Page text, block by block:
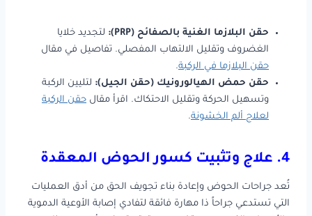
حقن البلازما الغنية بالصفائح (PRP):
لتجديد خلايا
الغضروف وتقليل الالتهاب المفصلي. تفاصيل في مقال
حقن البلازما في الركبة.
حقن حمض الهيالورونيك (حقن الجيل): لتليين الركبة
وتسهيل الحركة وتقليل الاحتكاك. اقرأ مقال حقن الركبة
لعلاج ألم الخشونة.
4. علاج وتثبيت كسور الحوض المعقدة
تُعد جراحات الحوض وإعادة بناء تجويف الحق من أدق العمليات
التي تستدعي جراحاً ذا مهارة فائقة لتفادي إصابة الأوعية الدموية